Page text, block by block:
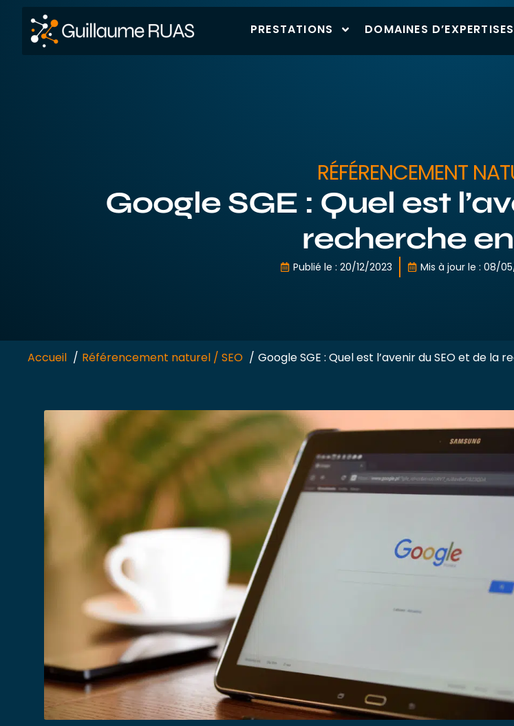
PRESTATIONS DOMAINES D’EXPERTISES
RÉFÉRENCEMENT
Google SGE : Quel est
recherche
Publié le : 20/12/2023 Mis à jour le : 08/
Accueil Référencement naturel / SEO Google SGE : Quel est l’avenir du SEO et de la